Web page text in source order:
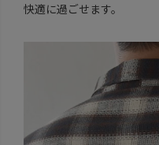
快適に過ごせます。